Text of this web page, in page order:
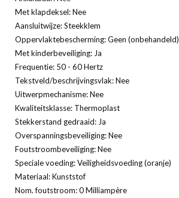
Met klapdeksel: Nee
Aansluitwijze: Steekklem
Oppervlaktebescherming: Geen (onbehandeld)
Met kinderbeveiliging: Ja
Frequentie: 50 - 60 Hertz
Tekstveld/beschrijvingsvlak: Nee
Uitwerpmechanisme: Nee
Kwaliteitsklasse: Thermoplast
Stekkerstand gedraaid: Ja
Overspanningsbeveiliging: Nee
Foutstroombeveiliging: Nee
Speciale voeding: Veiligheidsvoeding (oranje)
Materiaal: Kunststof
Nom. foutstroom: 0 Milliampère